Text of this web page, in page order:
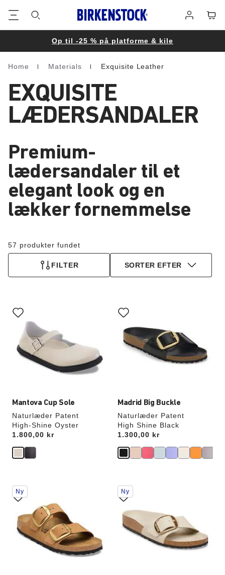
på
Op til -25 % på platforme & kile
Homepage
Home Materials Exquisite Leather
EXQUISITE
LÆDERSANDALER
Premium-
lædersandaler til et
elegant look og en
lækker fornemmelse
57 produkter fundet
FILTER SORTER EFTER
Mantova Cup Sole
Naturlæder Patent
High-Shine Oyster
Price:
1.800,00 kr
med
prøvefarver
opdatere
produktbilledet
Madrid Big Buckle
Naturlæder Patent
High Shine Black
Price:
1.300,00 kr
med
prøvefarver
opdatere
produktbilledet
Interaktion
med
prøvefarver
opdatere
produktbilledet
Ny
Interaktion
med
prøvefarver
opdatere
produktbilledet
Ny